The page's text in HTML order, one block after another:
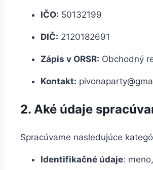
IČO: 50132199
DIČ: 2120182691
Zápis v ORSR: Obchodný
Kontakt:
2. Aké údaje
Spracúvame nasledujúce
Identifikačné údaje: